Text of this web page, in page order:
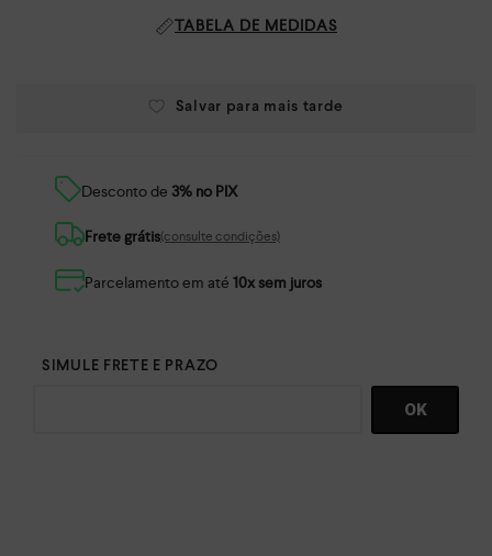
TABELA DE MEDIDAS
Desconto de 3% no PIX
Frete grátis(consulte condições)
Parcelamento em até 10x sem juros